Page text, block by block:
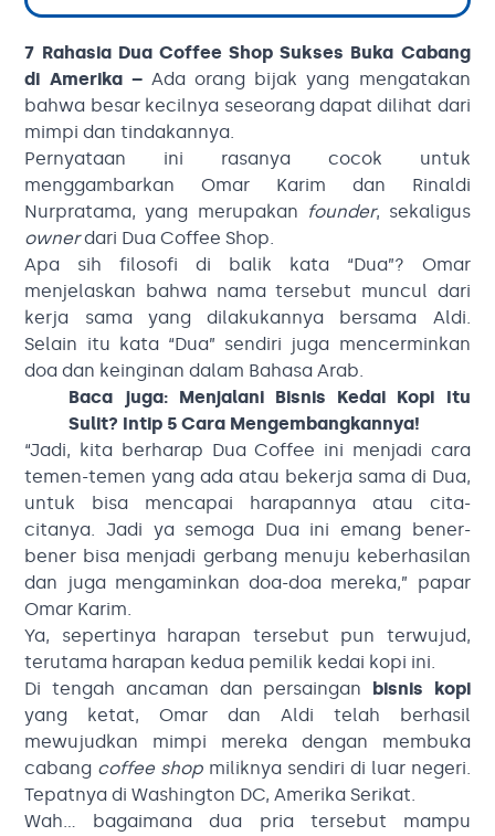
7 Rahasia Dua Coffee Shop Sukses Buka Cabang
di Amerika – Ada orang bijak yang mengatakan
bahwa besar kecilnya seseorang dapat dilihat dari
mimpi dan tindakannya.
Pernyataan ini rasanya cocok untuk
menggambarkan Omar Karim dan Rinaldi
Nurpratama, yang merupakan founder, sekaligus
ownerdari Dua Coffee Shop.
Apa sih filosofi di balik kata “Dua”? Omar
menjelaskan bahwa nama tersebut muncul dari
kerja sama yang dilakukannya bersama Aldi.
Selain itu kata “Dua” sendiri juga mencerminkan
doa dan keinginan dalam Bahasa Arab.
Baca juga: Menjalani Bisnis Kedai Kopi Itu
Sulit? Intip 5 Cara Mengembangkannya!
“Jadi, kita berharap Dua Coffee ini menjadi cara
temen-temen yang ada atau bekerja sama di Dua,
untuk bisa mencapai harapannya atau cita-
citanya. Jadi ya semoga Dua ini emang bener-
bener bisa menjadi gerbang menuju keberhasilan
dan juga mengaminkan doa-doa mereka,” papar
Omar Karim.
Ya, sepertinya harapan tersebut pun terwujud,
terutama harapan kedua pemilik kedai kopi ini.
Di tengah ancaman dan persaingan bisnis kopi
yang ketat, Omar dan Aldi telah berhasil
mewujudkan mimpi mereka dengan membuka
cabang coffee shop miliknya sendiri di luar negeri.
Tepatnya di Washington DC, Amerika Serikat.
Wah… bagaimana dua pria tersebut mampu